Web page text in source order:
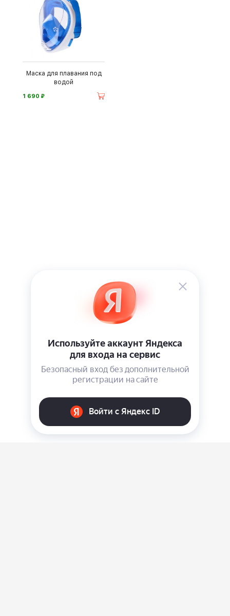
Маска для плавания под
водой
1 690 ⃏